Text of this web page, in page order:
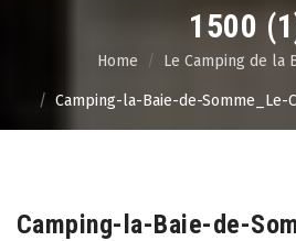
1500
Home Le Camping de la
Camping-la-Baie-de-Somme_Le-
Camping-la-Baie-de-